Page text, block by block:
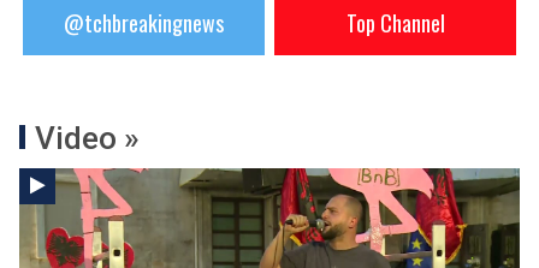
@tchbreakingnews Top Channel
Video »